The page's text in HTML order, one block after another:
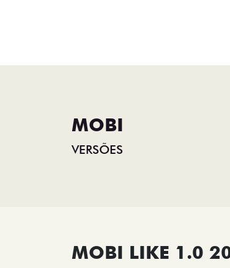
MOBI
VERSÕES
MOBI LIKE 1.0